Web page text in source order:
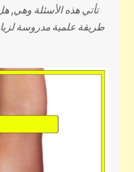
تأتي هذه الأسئلة وهي,
طريقة علمية مدروسة
الطول, لذلك سوف نتكلم
التي لا يعرفها
والمراهقين والبالغين
الطولي لعظام الجسم؟ يجب
في جسمك وإستطالتها
الطول والوقت الذي